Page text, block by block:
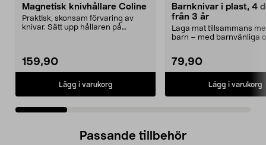
Magnetisk knivhållare Coline
Praktisk, skonsam förvaring av
knivar. Sätt upp hållaren på
159,90
Lägg i varukorg
Barnknivar i plast, 4
från 3 år
Laga mat tillsammans
barn – med barnvänliga
79,90
Lägg i varukorg
Passande tillbehör